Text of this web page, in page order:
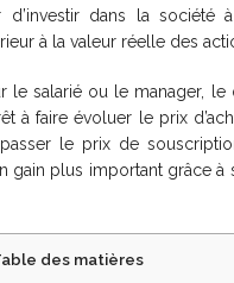
d’investir dans la société
à la valeur réelle des
le salarié ou le manager, le
à faire évoluer le prix
le prix de
gain plus important grâce à
des matières